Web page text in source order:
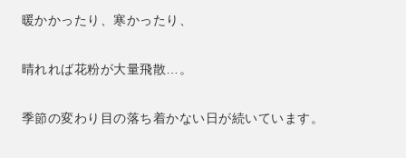
暖かかったり、寒かったり、
晴れれば花粉が大量飛散…。
季節の変わり目の落ち着かない日が続いています。